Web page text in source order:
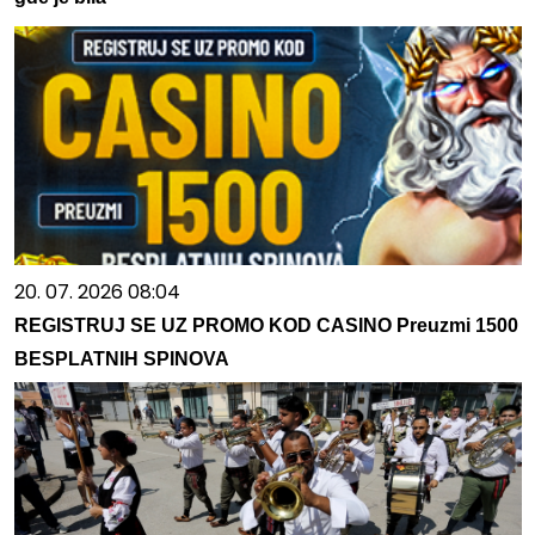
20. 07. 2026 08:04
REGISTRUJ SE UZ PROMO KOD CASINO Preuzmi 1500
BESPLATNIH SPINOVA